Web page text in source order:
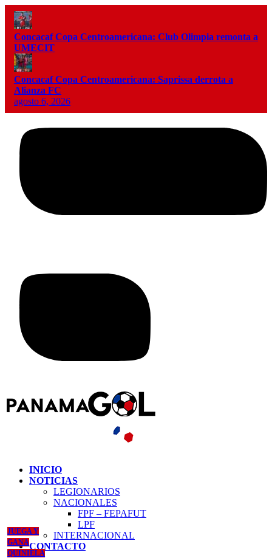
Concacaf Copa Centroamericana: Club Olimpia remonta a
UMECIT
Concacaf Copa Centroamericana: Saprissa derrota a
Alianza FC
agosto 6, 2026
INICIO
NOTICIAS
LEGIONARIOS
NACIONALES
FPF – FEPAFUT
LPF
INTERNACIONAL
CONTACTO
JUEGA Y
GANA
QUINIELA